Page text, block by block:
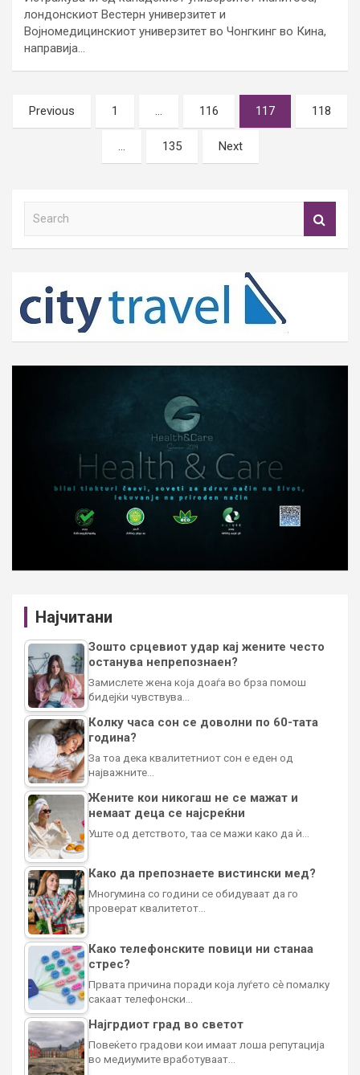
лондонскиот Вестерн универзитет и
Војномедицинскиот универзитет во Чонгкинг во Кина,
направија…
Posts
pagination
Previous 1 … 116 117 118
… 135 Next
h
Најчитани
Зошто срцевиот удар кај жените често
останува непрепознаен?
Замислете жена која доаѓа во брза помош
бидејќи чувствува…
Колку часа сон се доволни по 60-тата
година?
За тоа дека квалитетниот сон е еден од
најважните…
Жените кои никогаш не се мажат и
немаат деца се најсреќни
Уште од детството, таа се мажи како да ѝ…
Како да препознаете вистински мед?
Многумина со години се обидуваат да го
проверат квалитетот…
Како телефонските повици ни станаа
стрес?
Првата причина поради која луѓето сè помалку
сакаат телефонски…
Најгрдиот град во светот
Повеќето градови кои имаат лоша репутација
во медиумите вработуваат…